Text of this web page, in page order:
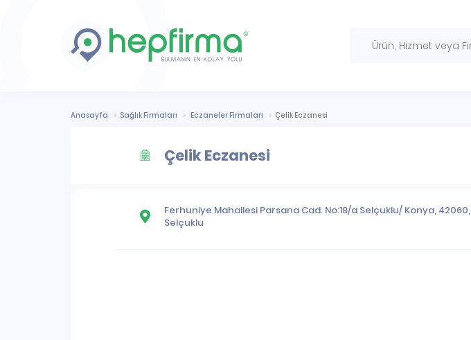
Anasayfa Sağlık Firmaları Eczaneler Firmaları Çelik Eczanesi
Çelik Eczanesi
Ferhuniye Mahallesi Parsana Cad. No:18/a Selçuklu/ Konya, 42060,
Selçuklu